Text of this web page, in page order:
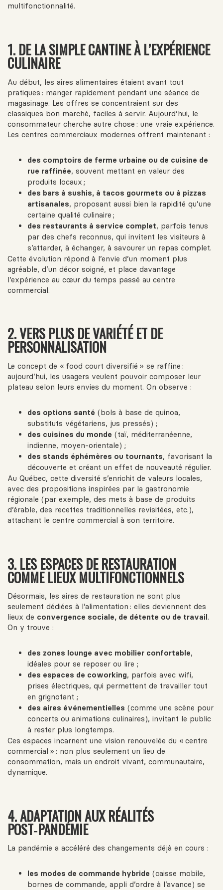
multifonctionnalité.
1. DE LA SIMPLE CANTINE À L’EXPÉRIENCE
CULINAIRE
Au début, les aires alimentaires étaient avant tout
pratiques : manger rapidement pendant une séance de
magasinage. Les offres se concentraient sur des
classiques bon marché, faciles à servir. Aujourd’hui, le
consommateur cherche autre chose : une vraie expérience.
Les centres commerciaux modernes offrent maintenant :
des comptoirs de ferme urbaine ou de cuisine de
rue raffinée, souvent mettant en valeur des
produits locaux ;
des bars à sushis, à tacos gourmets ou à pizzas
artisanales, proposant aussi bien la rapidité qu’une
certaine qualité culinaire ;
des restaurants à service complet, parfois tenus
par des chefs reconnus, qui invitent les visiteurs à
s’attarder, à échanger, à savourer un repas complet.
Cette évolution répond à l’envie d’un moment plus
agréable, d’un décor soigné, et place davantage
l’expérience au cœur du temps passé au centre
commercial.
2. VERS PLUS DE VARIÉTÉ ET DE
PERSONNALISATION
Le concept de « food court diversifié » se raffine :
aujourd’hui, les usagers veulent pouvoir composer leur
plateau selon leurs envies du moment. On observe :
des options santé (bols à base de quinoa,
substituts végétariens, jus pressés) ;
des cuisines du monde (taï, méditerranéenne,
indienne, moyen-orientale) ;
des stands éphémères ou tournants, favorisant la
découverte et créant un effet de nouveauté régulier.
Au Québec, cette diversité s’enrichit de valeurs locales,
avec des propositions inspirées par la gastronomie
régionale (par exemple, des mets à base de produits
d’érable, des recettes traditionnelles revisitées, etc.),
attachant le centre commercial à son territoire.
3. LES ESPACES DE RESTAURATION
COMME LIEUX MULTIFONCTIONNELS
Désormais, les aires de restauration ne sont plus
seulement dédiées à l’alimentation : elles deviennent des
lieux de convergence sociale, de détente ou de travail.
On y trouve :
des zones lounge avec mobilier confortable,
idéales pour se reposer ou lire ;
des espaces de coworking, parfois avec wifi,
prises électriques, qui permettent de travailler tout
en grignotant ;
des aires événementielles (comme une scène pour
concerts ou animations culinaires), invitant le public
à rester plus longtemps.
Ces espaces incarnent une vision renouvelée du « centre
commercial » : non plus seulement un lieu de
consommation, mais un endroit vivant, communautaire,
dynamique.
4. ADAPTATION AUX RÉALITÉS
POST‑PANDÉMIE
La pandémie a accéléré des changements déjà en cours :
les modes de commande hybride (caisse mobile,
bornes de commande, appli d’ordre à l’avance) se